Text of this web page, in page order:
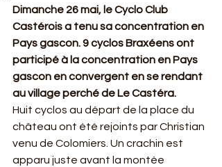
Dimanche 26 mai, le Cyclo Club
Castérois a tenu sa concentration en
Pays gascon. 9 cyclos Braxéens ont
participé à la concentration en Pays
gascon en convergent en se rendant
au village perché de Le Castéra.
Huit cyclos au départ de la place du
château ont été rejoints par Christian
venu de Colomiers. Un crachin est
apparu juste avant la montée